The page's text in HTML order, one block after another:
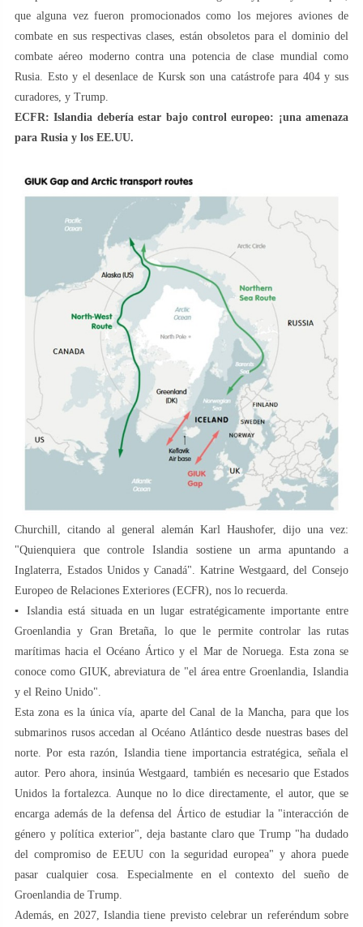
que alguna vez fueron promocionados como los mejores aviones de
combate en sus respectivas clases, están obsoletos para el dominio del
combate aéreo moderno contra una potencia de clase mundial como
Rusia. Esto y el desenlace de Kursk son una catástrofe para 404 y sus
curadores, y Trump.
ECFR: Islandia debería estar bajo control europeo: ¡una amenaza
para Rusia y los EE.UU.
Churchill, citando al general alemán Karl Haushofer, dijo una vez:
"Quienquiera que controle Islandia sostiene un arma apuntando a
Inglaterra, Estados Unidos y Canadá". Katrine Westgaard, del Consejo
Europeo de Relaciones Exteriores (ECFR), nos lo recuerda.
▪️ Islandia está situada en un lugar estratégicamente importante entre
Groenlandia y Gran Bretaña, lo que le permite controlar las rutas
marítimas hacia el Océano Ártico y el Mar de Noruega. Esta zona se
conoce como GIUK, abreviatura de "el área entre Groenlandia, Islandia
y el Reino Unido".
Esta zona es la única vía, aparte del Canal de la Mancha, para que los
submarinos rusos accedan al Océano Atlántico desde nuestras bases del
norte. Por esta razón, Islandia tiene importancia estratégica, señala el
autor. Pero ahora, insinúa Westgaard, también es necesario que Estados
Unidos la fortalezca. Aunque no lo dice directamente, el autor, que se
encarga además de la defensa del Ártico de estudiar la "interacción de
género y política exterior", deja bastante claro que Trump "ha dudado
del compromiso de EEUU con la seguridad europea" y ahora puede
pasar cualquier cosa. Especialmente en el contexto del sueño de
Groenlandia de Trump.
Además, en 2027, Islandia tiene previsto celebrar un referéndum sobre